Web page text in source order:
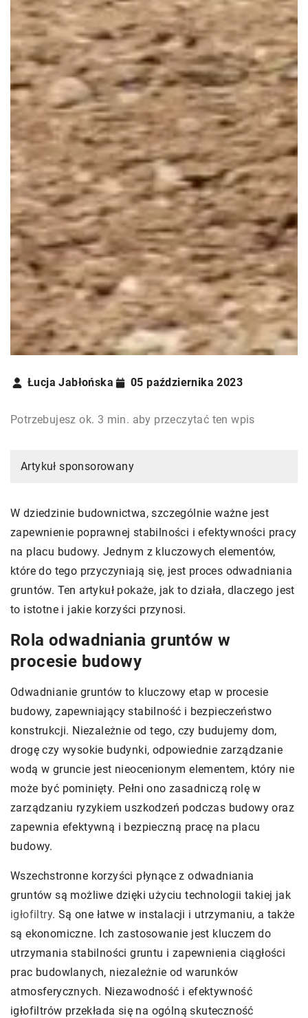
Łucja Jabłońska 05 października 2023
Potrzebujesz ok. 3 min. aby przeczytać ten wpis
Artykuł sponsorowany
W dziedzinie budownictwa, szczególnie ważne jest
zapewnienie poprawnej stabilności i efektywności pracy
na placu budowy. Jednym z kluczowych elementów,
które do tego przyczyniają się, jest proces odwadniania
gruntów. Ten artykuł pokaże, jak to działa, dlaczego jest
to istotne i jakie korzyści przynosi.
Rola odwadniania gruntów w
procesie budowy
Odwadnianie gruntów to kluczowy etap w procesie
budowy, zapewniający stabilność i bezpieczeństwo
konstrukcji. Niezależnie od tego, czy budujemy dom,
drogę czy wysokie budynki, odpowiednie zarządzanie
wodą w gruncie jest nieocenionym elementem, który nie
może być pominięty. Pełni ono zasadniczą rolę w
zarządzaniu ryzykiem uszkodzeń podczas budowy oraz
zapewnia efektywną i bezpieczną pracę na placu
budowy.
Wszechstronne korzyści płynące z odwadniania
gruntów są możliwe dzięki użyciu technologii takiej jak
igłofiltry. Są one łatwe w instalacji i utrzymaniu, a także
są ekonomiczne. Ich zastosowanie jest kluczem do
utrzymania stabilności gruntu i zapewnienia ciągłości
prac budowlanych, niezależnie od warunków
atmosferycznych. Niezawodność i efektywność
igłofiltrów przekłada się na ogólną skuteczność